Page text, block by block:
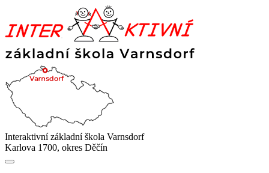
Interaktivní základní škola Varnsdorf
Karlova 1700, okres Děčín